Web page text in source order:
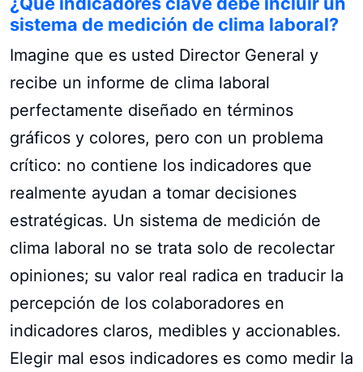
sistema de medición de clima laboral?
Imagine que es usted Director General y
recibe un informe de clima laboral
perfectamente diseñado en términos
gráficos y colores, pero con un problema
crítico: no contiene los indicadores que
realmente ayudan a tomar decisiones
estratégicas. Un sistema de medición de
clima laboral no se trata solo de recolectar
opiniones; su valor real radica en traducir la
percepción de los colaboradores en
indicadores claros, medibles y accionables.
Elegir mal esos indicadores es como medir la